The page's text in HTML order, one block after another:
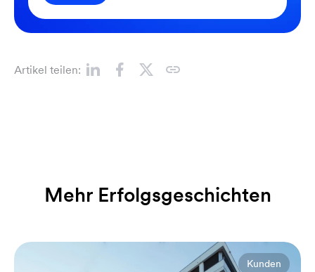
Artikel teilen:
Mehr Erfolgsgeschichten
Kunden